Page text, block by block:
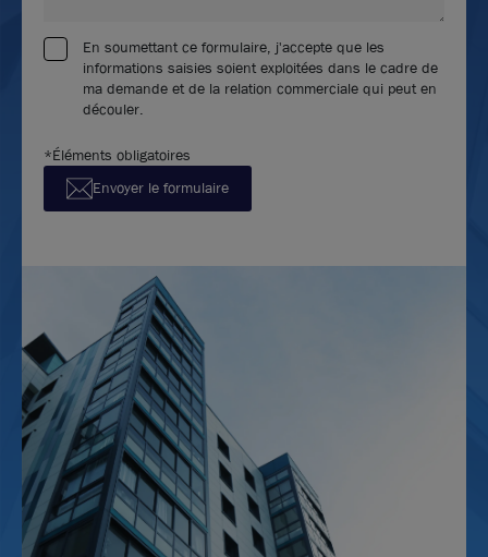
En soumettant ce formulaire, j'accepte que les
informations saisies soient exploitées dans le cadre de
ma demande et de la relation commerciale qui peut en
découler.
*Éléments obligatoires
Envoyer le formulaire